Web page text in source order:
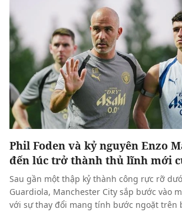
Phil Foden và kỷ nguyên Enzo
đến lúc trở thành thủ lĩnh mới
Sau gần một thập kỷ thành công rực rỡ
Guardiola, Manchester City sắp bước vào
với sự thay đổi mang tính bước ngoặt trên